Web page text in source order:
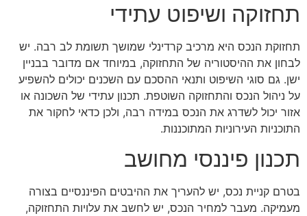
תחזוקה ושיפוט עתידי
תחזוקת הנכס היא מרכיב קרדינלי שמושך תשומת לב רבה. יש
לבחון את ההיסטוריה של התחזוקה, במיוחד אם מדובר בבניין
ישן. גם סוגי השיפוט ותנאי ההסכם עם השכנים יכולים להשפיע
על ניהול הנכס והתחזוקה השוטפת. תכנון עתידי של השכונה או
אזור יכול לשדרג את הנכס במידה רבה, ולכן כדאי לחקור את
התוכניות העירוניות המתוכננות.
תכנון פיננסי מחושב
בטרם קניית נכס, יש להעריך את ההיבטים הפיננסיים בצורה
מעמיקה. מעבר למחיר הנכס, יש לחשב את עלויות התחזוקה,